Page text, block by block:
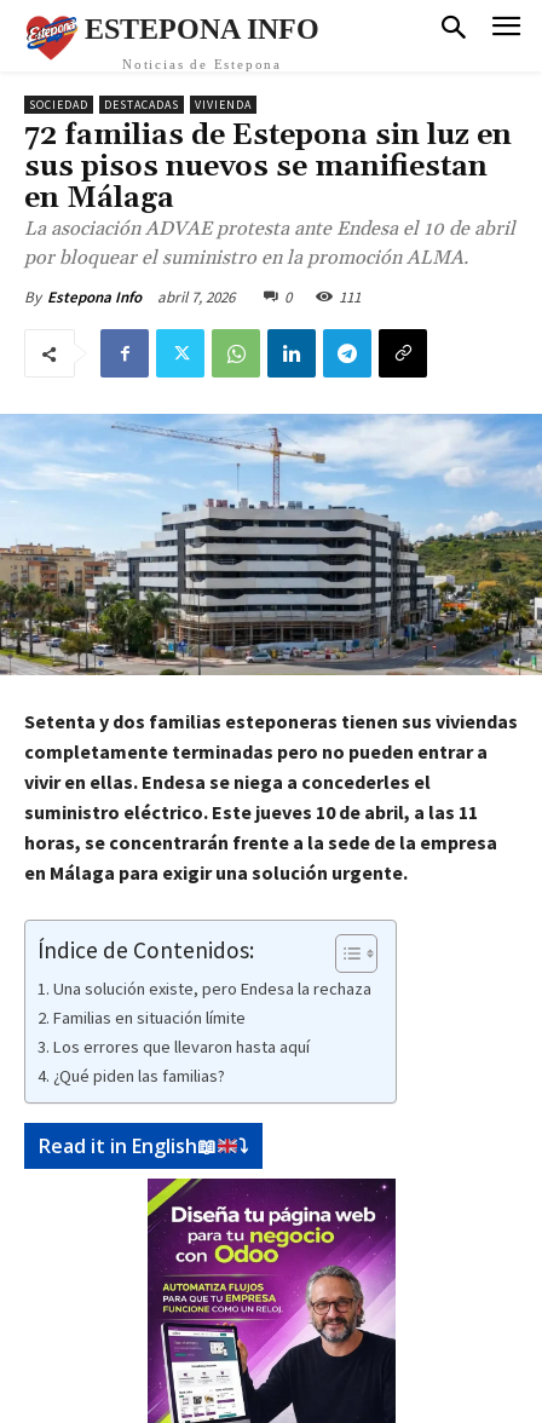
ESTEPONA INFO
Noticias de Estepona
SOCIEDAD DESTACADAS VIVIENDA
72 familias de Estepona sin luz en
sus pisos nuevos se manifiestan
en Málaga
La asociación ADVAE protesta ante Endesa el 10 de abril
por bloquear el suministro en la promoción ALMA.
By Estepona Info abril 7, 2026 0 111
Setenta y dos familias esteponeras tienen sus viviendas
completamente terminadas pero no pueden entrar a
vivir en ellas. Endesa se niega a concederles el
suministro eléctrico. Este jueves 10 de abril, a las 11
horas, se concentrarán frente a la sede de la empresa
en Málaga para exigir una solución urgente.
Índice de Contenidos:
Una solución existe, pero Endesa la rechaza
Familias en situación límite
Los errores que llevaron hasta aquí
¿Qué piden las familias?
Read it in English📖 ⤵️